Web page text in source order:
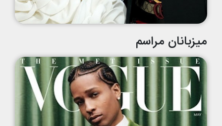
میزبانان مراسم